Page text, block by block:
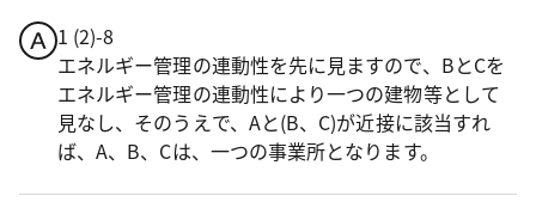
1 (2)-8
エネルギー管理の連動性を先に見ますので、BとCを
エネルギー管理の連動性により一つの建物等として
見なし、そのうえで、Aと(B、C)が近接に該当すれ
ば、A、B、Cは、一つの事業所となります。